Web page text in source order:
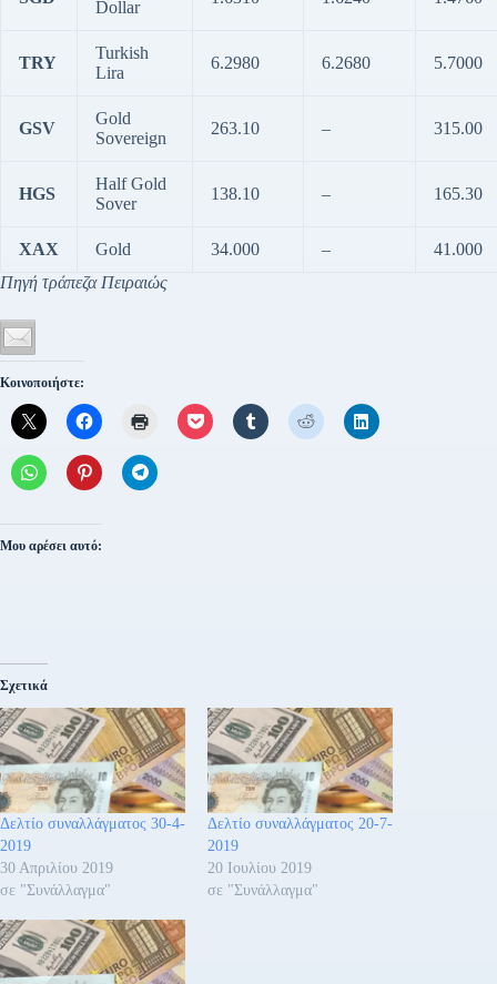
Dollar
TRY
Turkish
Lira
6.2980 6.2680 5.7000
GSV
Gold
Sovereign
263.10 – 315.00
HGS
Half Gold
Sover
138.10 – 165.30
XAX Gold 34.000 –
41.000
Πηγή τράπεζα Πειραιώς
Κοινοποιήστε:
Μου αρέσει αυτό:
Σχετικά
Δελτίο συναλλάγματος 30-4-
2019
30 Απριλίου 2019
σε "Συνάλλαγμα"
Δελτίο συναλλάγματος 20-7-
2019
20 Ιουλίου 2019
σε "Συνάλλαγμα"